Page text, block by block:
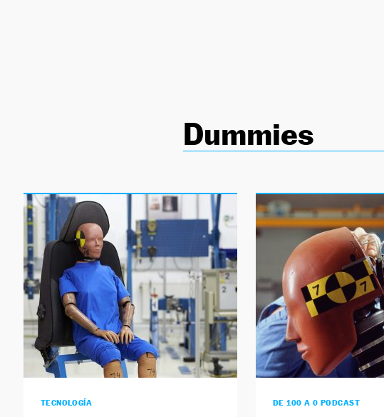
Dummies
TECNOLOGÍA DE 100 A 0 PODCAST